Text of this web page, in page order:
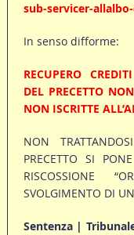
sub-servicer-
In senso difforme:
RECUPERO
DEL PRECETTO
NON ISCRITTE
NON
PRECETTO SI
RISCOSSIONE
SVOLGIMENTO DI
Sentenza |